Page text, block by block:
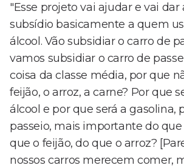
"Esse projeto vai ajudar e vai dar
subsídio basicamente a quem
álcool. Vão subsidiar o carro de
vamos subsidiar o carro de
coisa da classe média, por que
feijão, o arroz, a carne? Por que
álcool e por que será a gasolina,
passeio, mais importante do que
que o feijão, do que o arroz?
nossos carros merecem comer,